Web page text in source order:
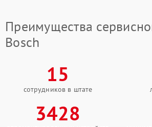
Преимущества
Bosch
15
сотрудников в штате
3428